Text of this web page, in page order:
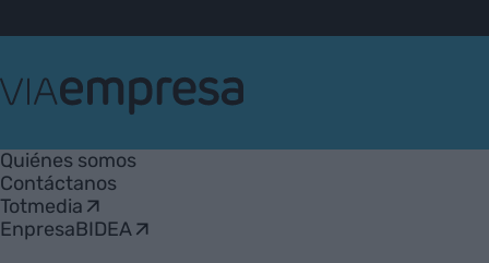
Empresa
Quiénes somos
Contáctanos
Totmedia
EnpresaBIDEA